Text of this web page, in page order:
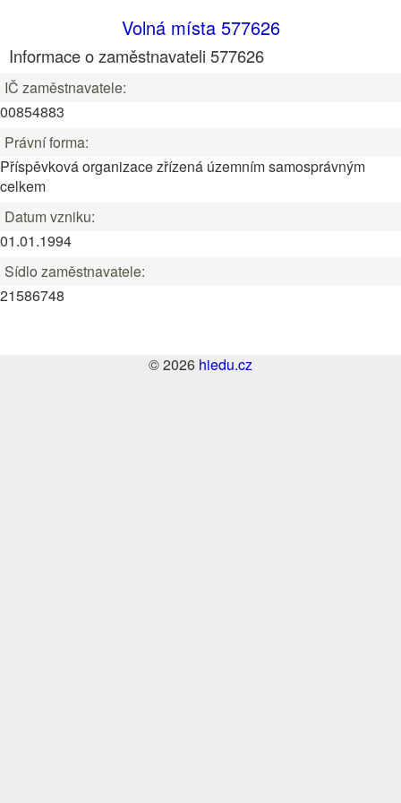
Volná místa 577626
Informace o zaměstnavateli 577626
IČ zaměstnavatele:
00854883
Právní forma:
Příspěvková organizace zřízená územním samosprávným
celkem
Datum vzniku:
01.01.1994
Sídlo zaměstnavatele:
21586748
© 2026 hiedu.cz